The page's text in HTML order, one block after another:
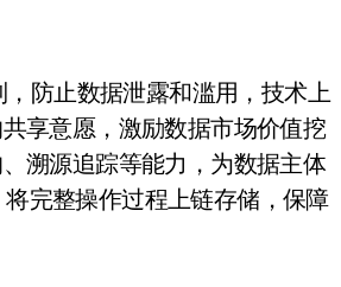
防止数据泄露和滥用，技术上
享意愿，激励数据市场价值挖
溯源追踪等能力，为数据主体
完整操作过程上链存储，保障